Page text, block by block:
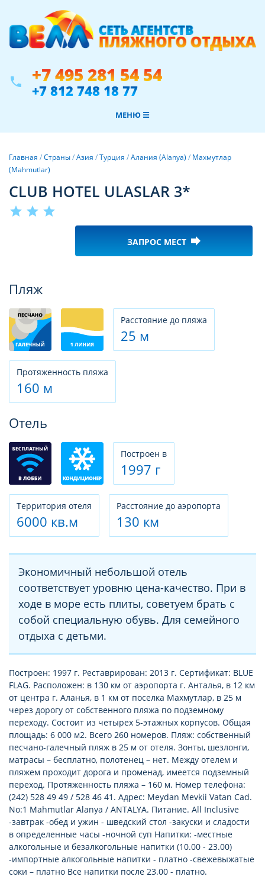
phone +7 495 281 54 54
+7 812 748 18 77
МЕНЮ ☰
Главная /Страны/Азия /Турция /Алания (Alanya) / Махмутлар
(Mahmutlar)
CLUB HOTEL ULASLAR 3*
star star star
ЗАПРОС МЕСТ forward
Пляж
Расстояние до пляжа
25 м
Протяженность пляжа
160 м
Отель
Построен в
1997 г
Территория отеля
6000 кв.м
Расстояние до аэропорта
130 км
Экономичный небольшой отель
соответствует уровню цена-качество. При в
ходе в море есть плиты, советуем брать с
собой специальную обувь. Для семейного
отдыха с детьми.
Построен: 1997 г. Реставрирован: 2013 г. Сертификат: BLUE
FLAG. Расположен: в 130 км от аэропорта г. Анталья, в 12 км
от центра г. Аланья, в 1 км от поселка Махмутлар, в 25 м
через дорогу от собственного пляжа по подземному
переходу. Состоит из четырех 5-этажных корпусов. Общая
площадь: 6 000 м2. Всего 260 номеров. Пляж: собственный
песчано-галечный пляж в 25 м от отеля. Зонты, шезлонги,
матрасы – бесплатно, полотенец – нет. Между отелем и
пляжем проходит дорога и променад, имеется подземный
переход. Протяженность пляжа – 160 м. Номер телефона:
(242) 528 49 49 / 528 46 41. Адрес: Meydan Mevkii Vatan Cad.
No:1 Mahmutlar Alanya / ANTALYA. Питание. All Inclusive
-завтрак -обед и ужин - шведский стол -закуски и сладости
в определенные часы -ночной суп Напитки: -местные
алкогольные и безалкогольные напитки (10.00 - 23.00)
-импортные алкогольные напитки - платно -свежевыжатые
соки – платно Все напитки после 23.00 - платно.